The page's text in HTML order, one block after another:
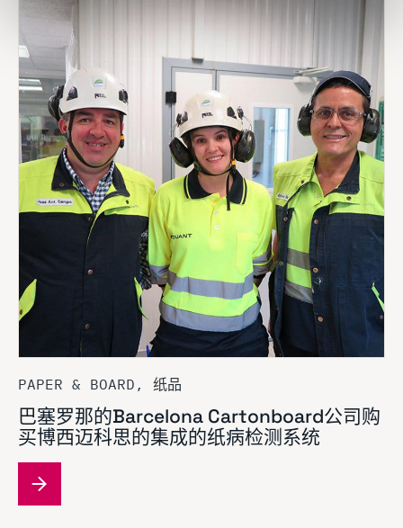
PAPER & BOARD, 纸品
巴塞罗那的Barcelona Cartonboard公司购
买博西迈科思的集成的纸病检测系统